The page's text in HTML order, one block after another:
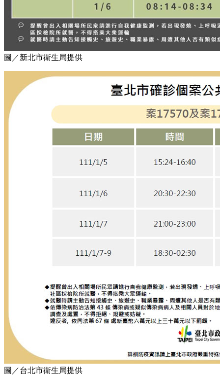
圖／新北市衛生局提供
圖／台北市衛生局提供